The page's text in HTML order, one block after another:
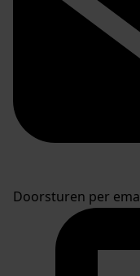
Doorsturen per